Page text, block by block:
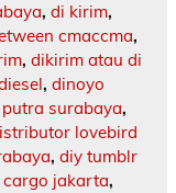
, di kirim,
cmaccma,
, dikirim atau di
, dinoyo
surabaya,
lovebird
, diy tumblr
cargo jakarta,